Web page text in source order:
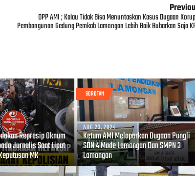
DPP AMI ; Kalau Tidak Bisa Menuntaskan Kasus Dugaan
Pembangunan Gedung Pemkab Lamongan Lebih Baik Bubarkan Saja
Represip Oknum
Jurnalis Saat Liput
MK
SOROTAN
AUG 23, 2024
Ketum AMI Melaporkan Dugaan Pungli
SDN 4 Made Lamongan Dan SMPN 3
Lamongan